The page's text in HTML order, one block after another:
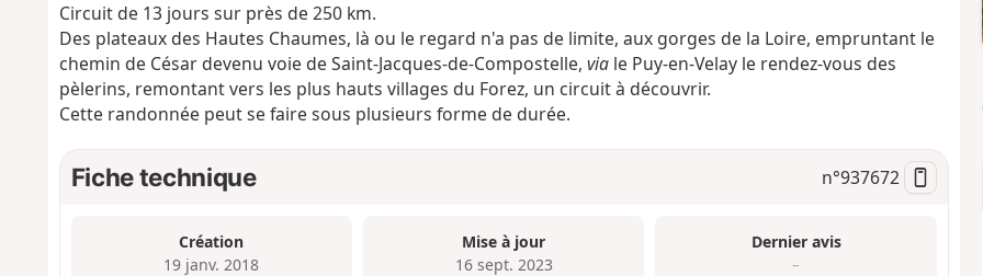
Circuit de 13 jours sur près de 250 km.
Des plateaux des Hautes Chaumes, là ou le regard n'a pas de limite, aux gorges de la Loire, empruntant le
chemin de César devenu voie de Saint-Jacques-de-Compostelle, viale Puy-en-Velay le rendez-vous des
pèlerins, remontant vers les plus hauts villages du Forez, un circuit à découvrir.
Cette randonnée peut se faire sous plusieurs forme de durée.
Fiche technique n°937672
Création
19 janv. 2018
Mise à jour
16 sept. 2023
Dernier avis
–